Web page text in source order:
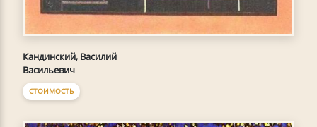
Кандинский, Василий
Васильевич
СТОИМОСТЬ